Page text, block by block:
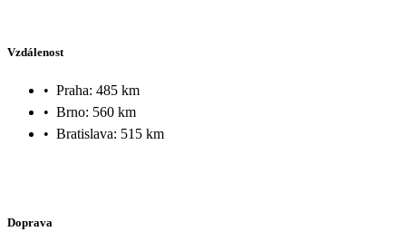
Vzdálenost
• Praha: 485 km
• Brno: 560 km
• Bratislava: 515 km
Doprava